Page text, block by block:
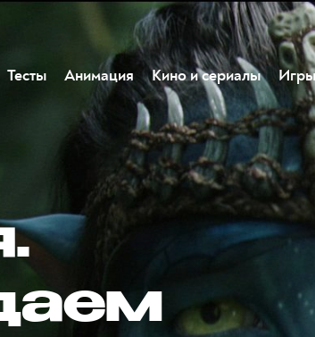
Тесты Анимация Кино и сериалы Игры